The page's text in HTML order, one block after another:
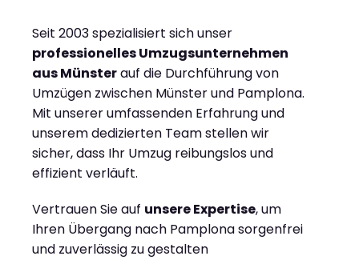
Seit 2003 spezialisiert sich unser
professionelles Umzugsunternehmen
aus Münsterauf die Durchführung von
Umzügen zwischen Münster und Pamplona.
Mit unserer umfassenden Erfahrung und
unserem dedizierten Team stellen wir
sicher, dass Ihr Umzug reibungslos und
effizient verläuft.
Vertrauen Sie auf unsere Expertise, um
Ihren Übergang nach Pamplona sorgenfrei
und zuverlässig zu gestalten